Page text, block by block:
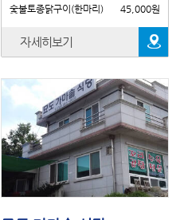
숯불토종닭구이(한마리)
45,000원
자세히보기